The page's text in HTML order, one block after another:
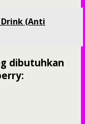
(Anti
dibutuhkan